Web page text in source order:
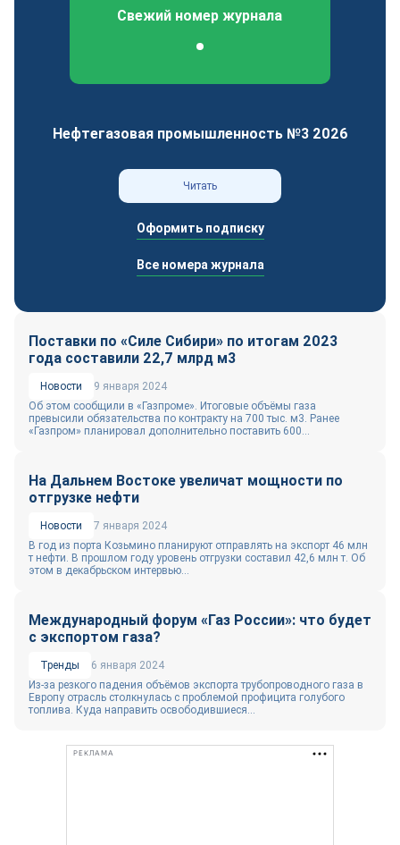
Свежий номер журнала
Нефтегазовая промышленность №3 2026
Читать
Оформить подписку
Все номера журнала
Поставки по «Силе Сибири» по итогам 2023
года составили 22,7 млрд м3
Новости
9 января 2024
Об этом сообщили в «Газпроме». Итоговые объёмы газа
превысили обязательства по контракту на 700 тыс. м3. Ранее
«Газпром» планировал дополнительно поставить 600...
На Дальнем Востоке увеличат мощности по
отгрузке нефти
Новости
7 января 2024
В год из порта Козьмино планируют отправлять на экспорт 46 млн
т нефти. В прошлом году уровень отгрузки составил 42,6 млн т. Об
этом в декабрьском интервью...
Международный форум «Газ России»: что будет
с экспортом газа?
Тренды
6 января 2024
Из-за резкого падения объёмов экспорта трубопроводного газа в
Европу отрасль столкнулась с проблемой профицита голубого
топлива. Куда направить освободившиеся...
РЕКЛАМА